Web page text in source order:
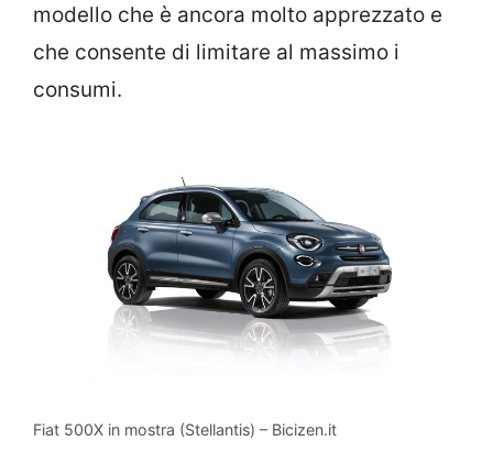
modello che è ancora molto apprezzato e
che consente di limitare al massimo i
consumi.
Fiat 500X in mostra (Stellantis) – Bicizen.it